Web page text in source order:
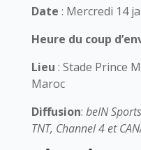
Date : Mercredi 14
Heure du coup
Lieu : Stade Prince
Maroc
Diffusion: beIN
TNT, Channel 4 et